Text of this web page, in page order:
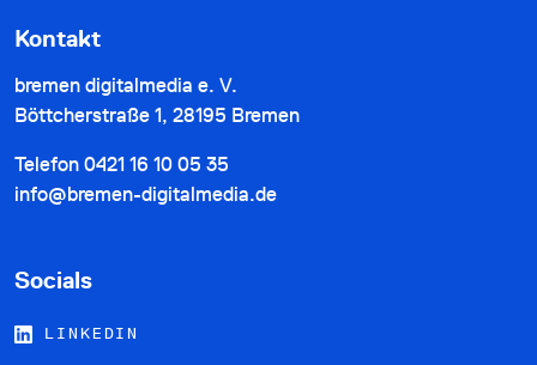
Kontakt
bremen digitalmedia e. V.
Böttcherstraße 1, 28195 Bremen
Telefon 0421 16 10 05 35
info@bremen-digitalmedia.de
Socials
LINKEDIN